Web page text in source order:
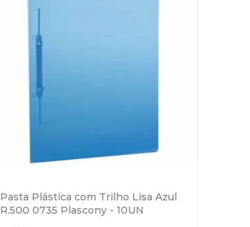
Pasta Plástica com Trilho Lisa Azul
R.500 0735 Plascony - 10UN